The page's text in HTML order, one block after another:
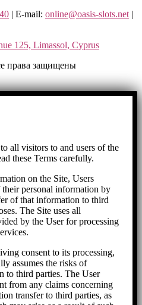
| E-mail: online@oasis-slots.net|
125, Limassol, Cyprus
права защищены​
all visitors to and users of the
these Terms carefully.
on the Site, Users
personal information by
of that information to third
The Site uses all
by the User for processing
consent to its processing,
assumes the risks of
to third parties. The User
from any claims concerning
transfer to third parties, as